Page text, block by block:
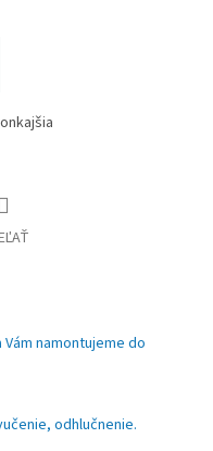
namontujeme do
odhlučnenie.